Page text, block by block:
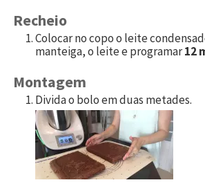
Recheio
Colocar no copo o leite
manteiga, o leite e programar12
Montagem
Divida o bolo em duas metades.